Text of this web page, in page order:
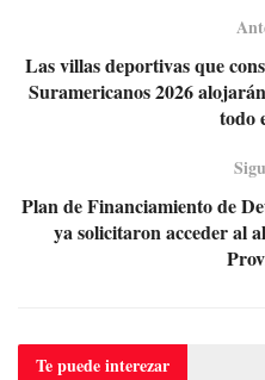
Las villas deportivas que
Suramericanos 2026
todo
Plan de Financiamiento de
ya solicitaron acceder al
Te puedeinterezar